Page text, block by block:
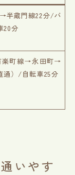
半蔵門線22分/バ
20分
町線→永田町→
通）/自転車25分
いやす